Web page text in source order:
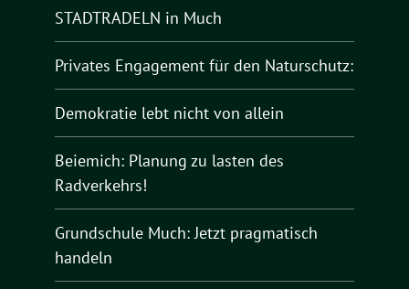
STADTRADELN in Much
Privates Engagement für den Naturschutz:
Demokratie lebt nicht von allein
Beiemich: Planung zu lasten des
Radverkehrs!
Grundschule Much: Jetzt pragmatisch
handeln